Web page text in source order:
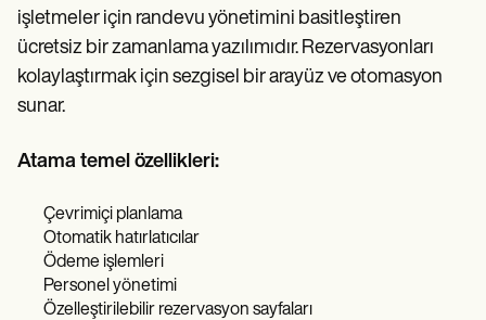
işletmeler için randevu yönetimini basitleştiren
ücretsiz bir zamanlama yazılımıdır. Rezervasyonları
kolaylaştırmak için sezgisel bir arayüz ve otomasyon
sunar.
Atama temel özellikleri:
Çevrimiçi planlama
Otomatik hatırlatıcılar
Ödeme işlemleri
Personel yönetimi
Özelleştirilebilir rezervasyon sayfaları